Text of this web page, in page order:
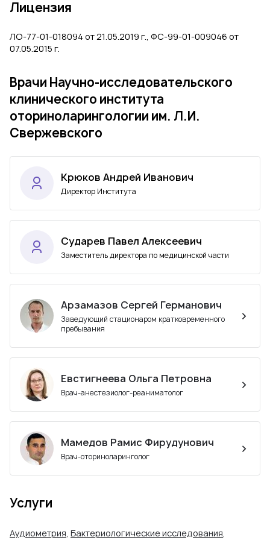
Лицензия
ЛО-77-01-018094 от 21.05.2019 г., ФС-99-01-009046 от
07.05.2015 г.
Врачи Научно-исследовательского
клинического института
оториноларингологии им. Л.И.
Свержевского
Крюков Андрей Иванович
Директор Института
Сударев Павел Алексеевич
Заместитель директора по медицинской части
Арзамазов Сергей Германович
Заведующий стационаром кратковременного
пребывания
Евстигнеева Ольга Петровна
Врач-анестезиолог-реаниматолог
Мамедов Рамис Фирудунович
Врач-оториноларинголог
Услуги
Аудиометрия, Бактериологические исследования,